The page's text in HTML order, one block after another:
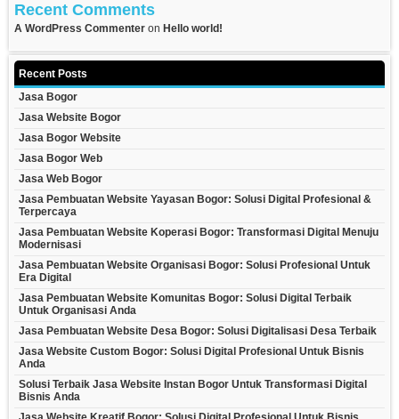
Recent Comments
A WordPress Commenter on Hello world!
Recent Posts
Jasa Bogor
Jasa Website Bogor
Jasa Bogor Website
Jasa Bogor Web
Jasa Web Bogor
Jasa Pembuatan Website Yayasan Bogor: Solusi Digital Profesional &
Terpercaya
Jasa Pembuatan Website Koperasi Bogor: Transformasi Digital Menuju
Modernisasi
Jasa Pembuatan Website Organisasi Bogor: Solusi Profesional Untuk
Era Digital
Jasa Pembuatan Website Komunitas Bogor: Solusi Digital Terbaik
Untuk Organisasi Anda
Jasa Pembuatan Website Desa Bogor: Solusi Digitalisasi Desa Terbaik
Jasa Website Custom Bogor: Solusi Digital Profesional Untuk Bisnis
Anda
Solusi Terbaik Jasa Website Instan Bogor Untuk Transformasi Digital
Bisnis Anda